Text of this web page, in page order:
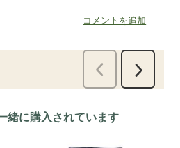
緒に購入されています